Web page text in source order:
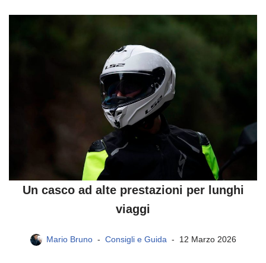
Un casco ad alte prestazioni per lunghi
viaggi
Mario Bruno Consigli e Guida 12 Marzo 2026